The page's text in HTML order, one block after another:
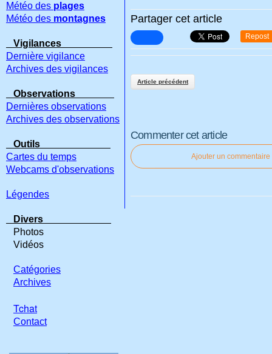
Partager cet article
Repost
Article précédent
Commenter cet article
Ajouter un commentaire
Météo des plages
Météo des montagnes
Vigilances
Dernière vigilance
Archives des vigilances
Observations
Dernières observations
Archives des observations
Outils
Cartes du temps
Webcams d'observations
Légendes
Divers
Photos
Vidéos
Catégories
Archives
Tchat
Contact